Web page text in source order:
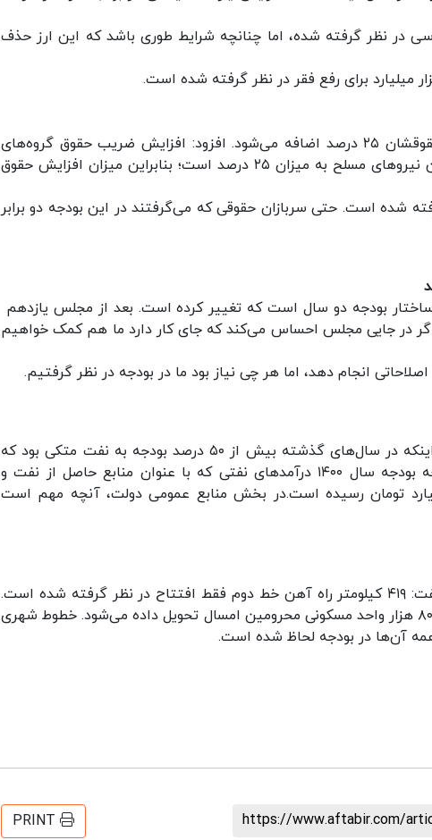
کالاهای اساسی در نظر گرفته شده، اما چنانچه شرایط طوری باشد که این ارز حذف
نوبخت با بیان اینکه پرداخت همه کارکنان دولت حقوقشان ۲۵ درصد اضافه می‌شود. افزود: افزایش ضریب حقوق گروه‌های
مختلف حقوق بگیر در دستگاه‌های اجرایی و همچنین نیروهای مسلح به میزان ۲۵ درصد است؛ بنابراین میزان افزایش حقوق
شده است. حتی سربازان حقوقی که می‌گرفتند در این بودجه دو برابر
ساختار بودجه دو سال است که تغییر کرده است. بعد از مجلس یازدهم
اگر در جایی مجلس احساس می‌کند که جای کار دارد ما هم کمک خواهیم
انجام دهد، اما هر چی نیاز بود ما در بودجه در نظر گرفتیم.
رئیس سازمان برنامه و بودجه در ادامه با اشاره به اینکه در سال‌های گذشته بیش از ۵۰ درصد بودجه به نفت متکی بود که
امسال این به ۲۳ درصد رسیده است. گفت:در لایحه بودجه سال ۱۴۰۰ درآمدهای نفتی که با عنوان منابع حاصل از نفت و
از آن یاد شده به ۱۹۹.۲ هزار میلیارد تومان رسیده است.در بخش منابع عمومی دولت، آنچه مهم است
معاون رئیس‌جمهور در مورد وضعیت پروژه ها نیز گفت: ۴۱۹ کیلومتر راه آهن خط دوم فقط افتتاح در نظر گرفته شده است.
بزرگترین تونل همین امسال به بهره برداری می‌رسد. ۸۰ هزار واحد مسکونی محرومین امسال تحویل داده می‌شود. خطوط شهری
https://www.aftabir.com/
PRINT